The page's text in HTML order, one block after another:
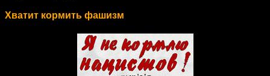
Хватит кормить фашизм